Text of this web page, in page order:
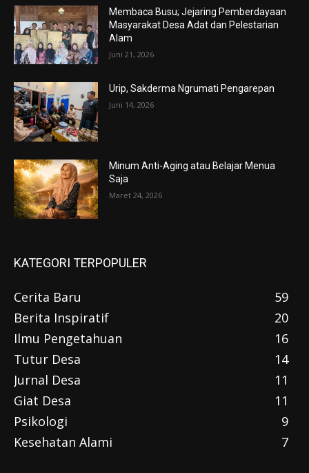
Membaca Busu; Jejaring Pemberdayaan
Masyarakat Desa Adat dan Pelestarian
Alam
Juni 21, 2026
Urip, Sakderma Ngrumati Pengarepan
Juni 14, 2026
Minum Anti-Aging atau Belajar Menua
Saja
Maret 24, 2026
KATEGORI TERPOPULER
Cerita Baru
59
Berita Inspiratif
20
Ilmu Pengetahuan
16
Tutur Desa
14
Jurnal Desa
11
Giat Desa
11
Psikologi
9
Kesehatan Alami
7